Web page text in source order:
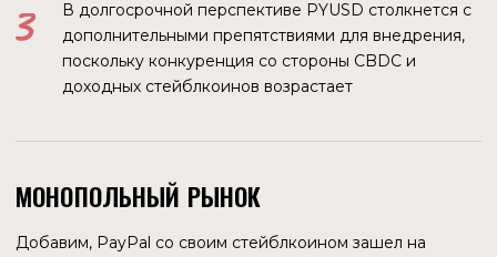
различных исследований, сейчас мы находимся в
процесссе перехода к шестому технологическому
укладу. Он характеризуется развитием био- и
нанотехнологий, искусственного интеллекта,
микромеханики, генной инженерии, квантовых и
происходят в момент спада мировой экономики. То, что
сейчас спад, видно даже на примере такой мощной
растущих графиках прибылей одной или нескольких